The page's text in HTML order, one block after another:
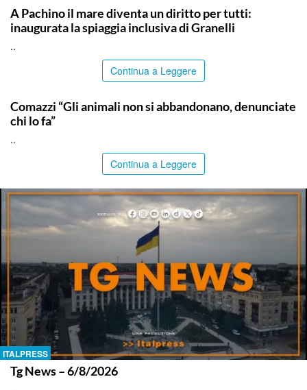
A Pachino il mare diventa un diritto per tutti:
inaugurata la spiaggia inclusiva di Granelli
..
Continua a Leggere
Comazzi “Gli animali non si abbandonano, denunciate
chi lo fa”
..
Continua a Leggere
ITALPRESS
Tg News – 6/8/2026